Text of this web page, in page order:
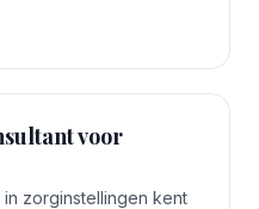
voor
zorginstellingen kent